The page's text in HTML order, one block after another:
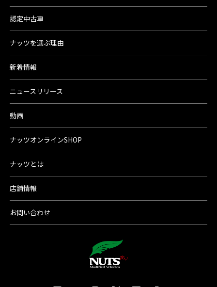
認定中古車
ナッツを選ぶ理由
新着情報
ニュースリリース
動画
ナッツオンラインSHOP
ナッツとは
店舗情報
お問い合わせ